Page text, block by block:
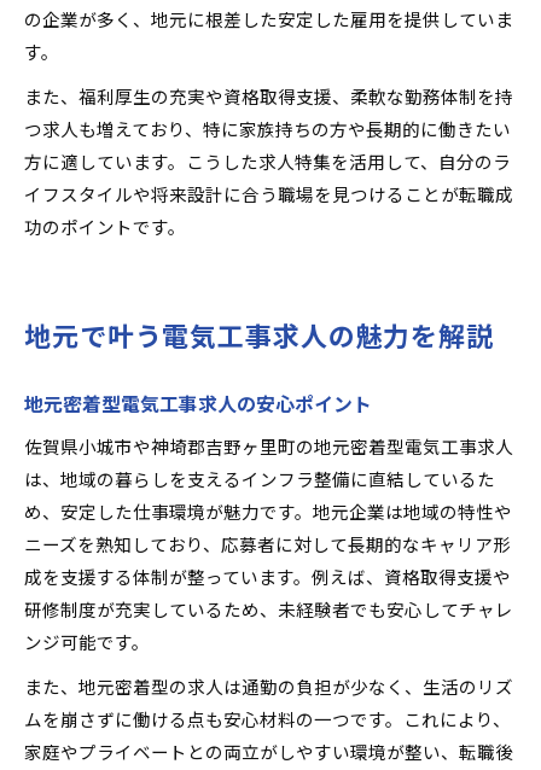
の企業が多く、地元に根差した安定した雇用を提供していま
す。
また、福利厚生の充実や資格取得支援、柔軟な勤務体制を持
つ求人も増えており、特に家族持ちの方や長期的に働きたい
方に適しています。こうした求人特集を活用して、自分のラ
イフスタイルや将来設計に合う職場を見つけることが転職成
功のポイントです。
地元で叶う電気工事求人の魅力を解説
地元密着型電気工事求人の安心ポイント
佐賀県小城市や神埼郡吉野ヶ里町の地元密着型電気工事求人
は、地域の暮らしを支えるインフラ整備に直結しているた
め、安定した仕事環境が魅力です。地元企業は地域の特性や
ニーズを熟知しており、応募者に対して長期的なキャリア形
成を支援する体制が整っています。例えば、資格取得支援や
研修制度が充実しているため、未経験者でも安心してチャレ
ンジ可能です。
また、地元密着型の求人は通勤の負担が少なく、生活のリズ
ムを崩さずに働ける点も安心材料の一つです。これにより、
家庭やプライベートとの両立がしやすい環境が整い、転職後